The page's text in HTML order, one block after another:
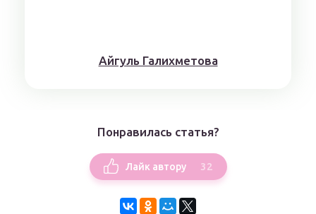
Айгуль Галихметова
Понравилась статья?
Лайк автору 32